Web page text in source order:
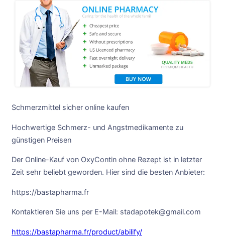
Schmerzmittel sicher online kaufen
Hochwertige Schmerz- und Angstmedikamente zu
günstigen Preisen
Der Online-Kauf von OxyContin ohne Rezept ist in letzter
Zeit sehr beliebt geworden. Hier sind die besten Anbieter:
https://bastapharma.fr
Kontaktieren Sie uns per E-Mail: stadapotek@gmail.com
https://bastapharma.fr/product/abilify/